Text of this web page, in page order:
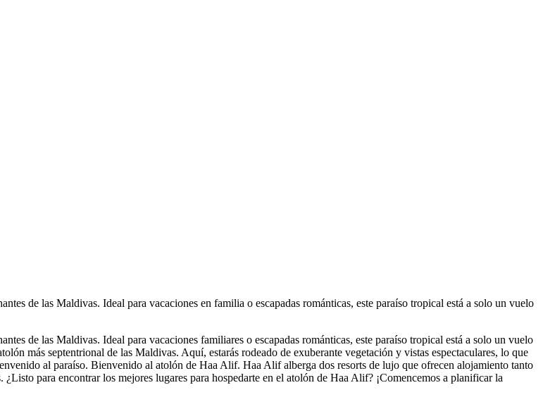
de las Maldivas. Ideal para vacaciones en familia o escapadas románticas, este paraíso tropical está a solo un vuelo
de las Maldivas. Ideal para vacaciones familiares o escapadas románticas, este paraíso tropical está a solo un vuelo
más septentrional de las Maldivas. Aquí, estarás rodeado de exuberante vegetación y vistas espectaculares, lo que
al paraíso. Bienvenido al atolón de Haa Alif. Haa Alif alberga dos resorts de lujo que ofrecen alojamiento tanto
para encontrar los mejores lugares para hospedarte en el atolón de Haa Alif? ¡Comencemos a planificar la